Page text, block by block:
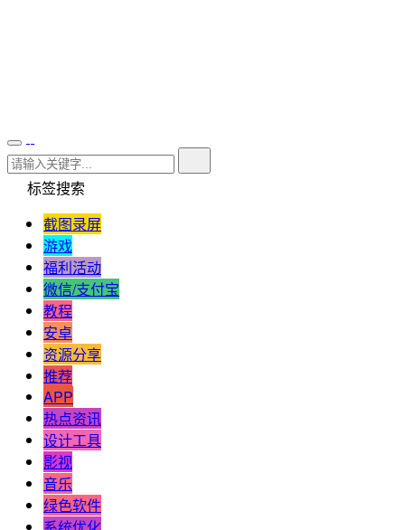
标签搜索
截图录屏
游戏
福利活动
微信/支付宝
教程
安卓
资源分享
推荐
APP
热点资讯
设计工具
影视
音乐
绿色软件